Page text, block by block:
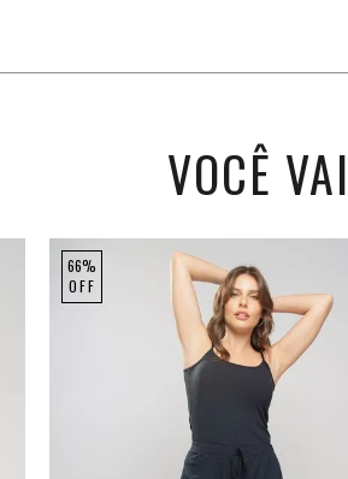
VOCÊ
66%
OFF